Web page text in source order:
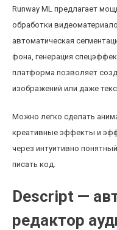
Runway ML предлагает
обработки
автоматическая
фона, генерация
платформа позволяет
изображений или даже
Можно легко сделать
креативные эффекты и
через интуитивно
писать код.
Descript —
редактор